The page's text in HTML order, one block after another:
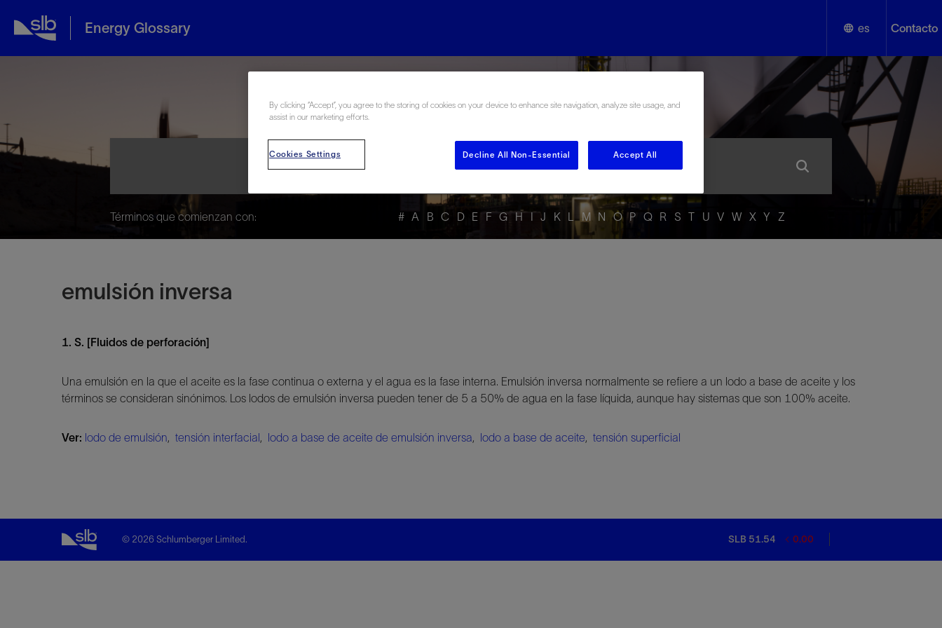
Energy Glossary es
English
Español
Contacto
Energy Glossary en Español
Términos que comienzan con: # A B C D E F G H I J K L M N O P Q R S T U V W X Y Z
emulsión inversa
1. S. [Fluidos de perforación]
Una emulsión en la que el aceite es la fase continua o externa y el agua es la fase interna. Emulsión inversa normalmente se refiere a un lodo a base de aceite y los
términos se consideran sinónimos. Los lodos de emulsión inversa pueden tener de 5 a 50% de agua en la fase líquida, aunque hay sistemas que son 100% aceite.
Ver: lodo de emulsión, tensión interfacial, lodo a base de aceite de emulsión inversa, lodo a base de aceite, tensión superficial
© 2026 Schlumberger Limited. SLB 51.54 0.00
By clicking “Accept”, you agree to the storing of cookies on your device to enhance site navigation, analyze site usage, and
assist in our marketing efforts.
Cookies Settings Decline All Non-Essential Accept All